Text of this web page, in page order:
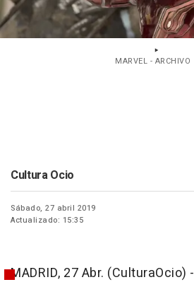
MARVEL - ARCHIVO
Cultura Ocio
Sábado, 27 abril 2019
Actualizado: 15:35
MADRID, 27 Abr. (CulturaOcio) -